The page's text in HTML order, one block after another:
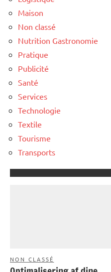
Maison
Non classé
Nutrition Gastronomie
Pratique
Publicité
Santé
Services
Technologie
Textile
Tourisme
Transports
NON CLASSÉ